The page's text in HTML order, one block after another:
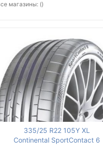
магазины: ()
335/25 R22 105Y XL
Continental SportContact 6